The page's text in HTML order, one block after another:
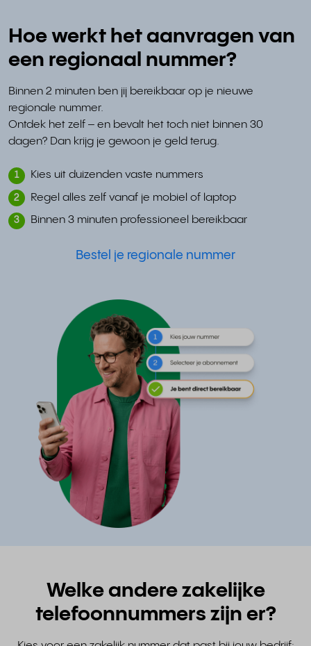
Hoe werkt het aanvragen van
een regionaal nummer?
Binnen 2 minuten ben jij bereikbaar op je nieuwe
regionale nummer.
Ontdek het zelf – en bevalt het toch niet binnen 30
dagen? Dan krijg je gewoon je geld terug.
1 Kies uit duizenden vaste nummers
2 Regel alles zelf vanaf je mobiel of laptop
3 Binnen 3 minuten professioneel bereikbaar
Bestel je regionale nummer
Welke andere zakelijke
telefoonnummers zijn er?